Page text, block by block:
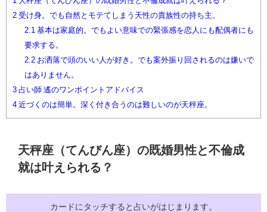
2 受け身。でも自然とモテてしまう天性の貴族性の持ち主。
2.1 基本は家庭的。でもよい意味での緊張感を恋人にも配偶者にも
要求する。
2.2お洒落で頭のいい人が好き。でも案外振り回されるのは嫌いで
はありません。
3 占い師 遙のワンポイントアドバイス
4 近づくのは簡単。深く付き合うのは難しいのが天秤座。
天秤座（てんびん座）の既婚男性と不倫成
就は叶えられる？
カードにタッチすると占いがはじまります。